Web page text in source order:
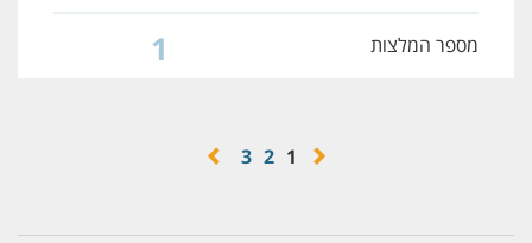
מספר המלצות 1
1
2
3